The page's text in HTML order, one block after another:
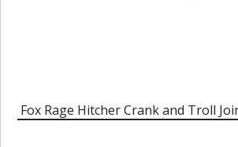
Fox Rage Hitcher Crank and Troll